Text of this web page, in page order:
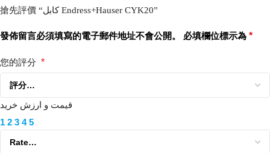
搶先評價 “کابل Endress+Hauser CYK20”
發佈留言必須填寫的電子郵件地址不會公開。 必填欄位標示為 *
您的評分 *
قیمت و ارزش خرید
1 2 3 4 5